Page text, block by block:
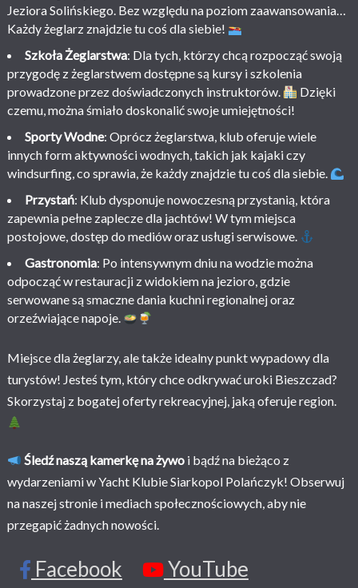
Jeziora Solińskiego. Bez względu na poziom zaawansowania…
Każdy żeglarz znajdzie tu coś dla siebie!
Szkoła Żeglarstwa: Dla tych, którzy chcą rozpocząć swoją
przygodę z żeglarstwem dostępne są kursy i szkolenia
prowadzone przez doświadczonych instruktorów.
Dzięki
czemu, można śmiało doskonalić swoje umiejętności!
Sporty Wodne: Oprócz żeglarstwa, klub oferuje wiele
innych form aktywności wodnych, takich jak kajaki czy
windsurfing, co sprawia, że każdy znajdzie tu coś dla siebie.
Przystań: Klub dysponuje nowoczesną przystanią, która
zapewnia pełne zaplecze dla jachtów! W tym miejsca
postojowe, dostęp do mediów oraz usługi serwisowe.
Gastronomia: Po intensywnym dniu na wodzie można
odpocząć w restauracji z widokiem na jezioro, gdzie
serwowane są smaczne dania kuchni regionalnej oraz
orzeźwiające napoje.
Miejsce dla żeglarzy, ale także idealny punkt wypadowy dla
turystów! Jesteś tym, który chce odkrywać uroki Bieszczad?
Skorzystaj z bogatej oferty rekreacyjnej, jaką oferuje region.
Śledź naszą kamerkę na żywo i bądź na bieżąco z
wydarzeniami w Yacht Klubie Siarkopol Polańczyk! Obserwuj
na naszej stronie i mediach społecznościowych, aby nie
przegapić żadnych nowości.
Facebook YouTube